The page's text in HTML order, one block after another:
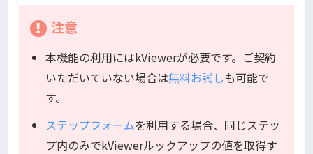
注意
本機能の利用にはkViewerが必要です。ご契約
いただいていない場合は無料お試しも可能で
す。
ステップフォームを利用する場合、同じステッ
プ内のみでkViewerルックアップの値を取得す